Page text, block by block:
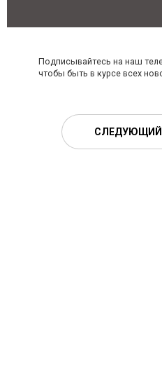
Подписывайтесь на наш
чтобы быть в курсе всех
СЛЕДУЮЩИЙ